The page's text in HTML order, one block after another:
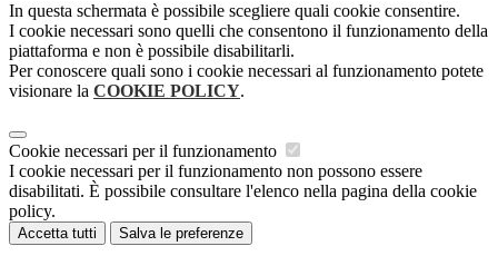
In questa schermata è possibile scegliere quali cookie consentire.
I cookie necessari sono quelli che consentono il funzionamento della
piattaforma e non è possibile disabilitarli.
Per conoscere quali sono i cookie necessari al funzionamento potete
visionare la COOKIE POLICY.
Cookie necessari per il funzionamento
I cookie necessari per il funzionamento non possono essere
disabilitati. È possibile consultare l'elenco nella pagina della cookie
policy.
Accetta tutti Salva le preferenze